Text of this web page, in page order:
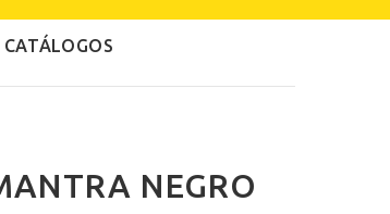
CATÁLOGOS
NEGRO